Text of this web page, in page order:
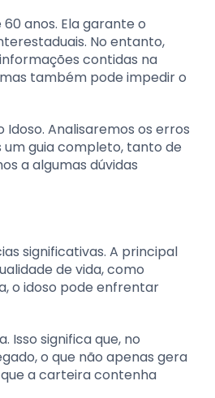
anos. Ela garante o
No entanto,
contidas na
também pode impedir o
Analisaremos os erros
guia completo, tanto de
a algumas dúvidas
significativas. A principal
de vida, como
o idoso pode enfrentar
Isso significa que, no
o que não apenas gera
a carteira contenha